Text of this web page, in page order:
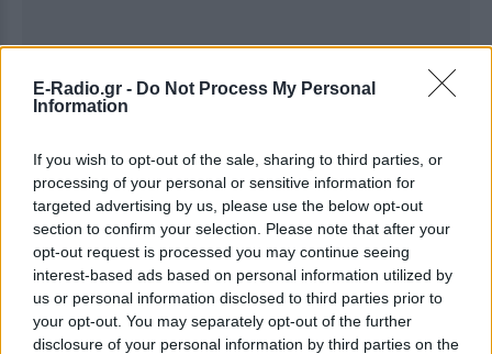
E-Radio.gr - Do Not Process My Personal
Information
If you wish to opt-out of the sale, sharing to third parties, or
processing of your personal or sensitive information for
targeted advertising by us, please use the below opt-out
section to confirm your selection. Please note that after your
opt-out request is processed you may continue seeing
interest-based ads based on personal information utilized by
us or personal information disclosed to third parties prior to
your opt-out. You may separately opt-out of the further
disclosure of your personal information by third parties on the
Ακολουθήστε το E-Radio.gr στοGoogle News
και μάθετε πρώτοι
Για ακόμη περισσότερανέα, μπείτε στηνροή
ειδήσεων του E-Daily.gr
Ακολουθήστε το E-Radio.gr και στο Instagram
ΔΙΑΦΗΜΙΣΗ